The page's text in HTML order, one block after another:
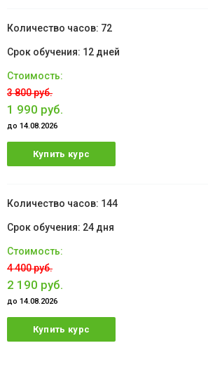
72
12 дней
3 800 руб.
1 990 руб.
до 14.08.2026
Купить курс
144
24 дня
4 400 руб.
2 190 руб.
до 14.08.2026
Купить курс